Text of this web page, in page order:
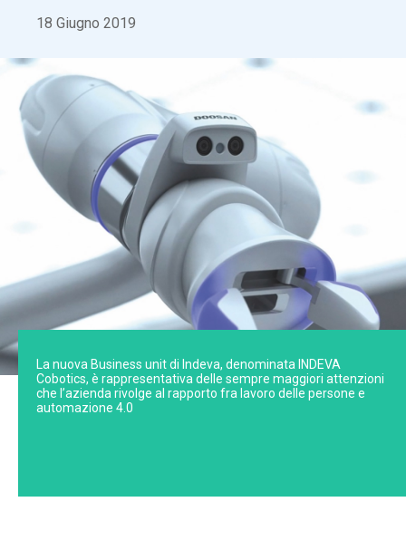
18 Giugno 2019
La nuova Business unit di Indeva, denominata INDEVA
Cobotics, è rappresentativa delle sempre maggiori attenzioni
che l’azienda rivolge al rapporto fra lavoro delle persone e
automazione 4.0